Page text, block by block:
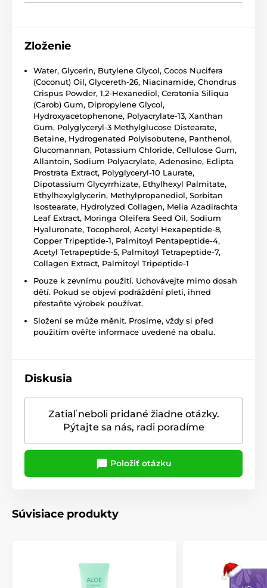
Zloženie
Water, Glycerin, Butylene Glycol, Cocos Nucifera
(Coconut) Oil, Glycereth-26, Niacinamide, Chondrus
Crispus Powder, 1,2-Hexanediol, Ceratonia Siliqua
(Carob) Gum, Dipropylene Glycol,
Hydroxyacetophenone, Polyacrylate-13, Xanthan
Gum, Polyglyceryl-3 Methylglucose Distearate,
Betaine, Hydrogenated Polyisobutene, Panthenol,
Glucomannan, Potassium Chloride, Cellulose Gum,
Allantoin, Sodium Polyacrylate, Adenosine, Eclipta
Prostrata Extract, Polyglyceryl-10 Laurate,
Dipotassium Glycyrrhizate, Ethylhexyl Palmitate,
Ethylhexylglycerin, Methylpropanediol, Sorbitan
Isostearate, Hydrolyzed Collagen, Melia Azadirachta
Leaf Extract, Moringa Oleifera Seed Oil, Sodium
Hyaluronate, Tocopherol, Acetyl Hexapeptide-8,
Copper Tripeptide-1, Palmitoyl Pentapeptide-4,
Acetyl Tetrapeptide-5, Palmitoyl Tetrapeptide-7,
Collagen Extract, Palmitoyl Tripeptide-1
Pouze k zevnímu použití. Uchovávejte mimo dosah
dětí. Pokud se objeví podráždění pleti, ihned
přestaňte výrobek používat.
Složení se může měnit. Prosíme, vždy si před
použitím ověřte informace uvedené na obalu.
Diskusia
Zatiaľ neboli pridané žiadne otázky.
Pýtajte sa nás, radi poradíme
Položiť otázku
Súvisiace produkty